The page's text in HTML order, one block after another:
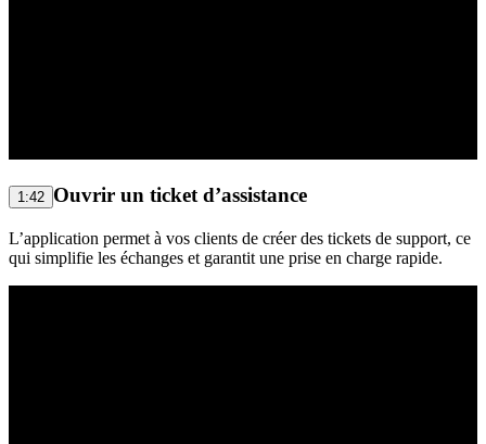
1:42 Ouvrir un ticket d’assistance
L’application permet à vos clients de créer des tickets de support, ce
qui simplifie les échanges et garantit une prise en charge rapide.